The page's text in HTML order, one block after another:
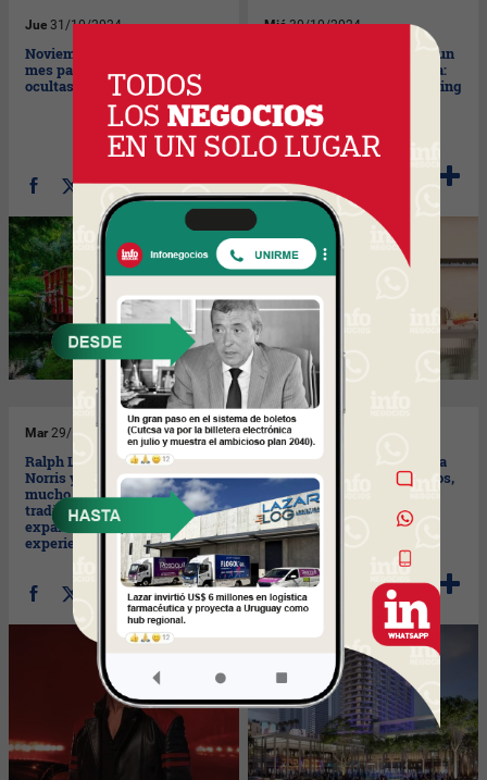
Jue 31/10/2024
Noviembre, quizás el mejor
mes para descubrir las joyas
ocultas de Miami
Mié30/10/2024
Te invitamos con un café (un
pastel y un helado) en Zara:
la nueva experiencia crossing
y expansión fydigital de
Inditex que revoluciona el
retail
Mar 29/10/2024
Ralph Lauren con Lando
Norris y el perfume Polo Red:
mucho más que las
tradicionales campañas (una
expansión colaborativa de
experiencias)
Mar29/10/2024
Miami, el destino ideal para
inversores latinoamericanos,
está potenciando sus
oportunidades y su
crecimiento